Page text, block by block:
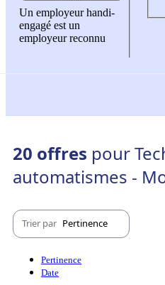
Un employeur handi-
engagé est un
employeur reconnu
20 offres pour
automatismes -
Trier par Pertinence
Pertinence
Date